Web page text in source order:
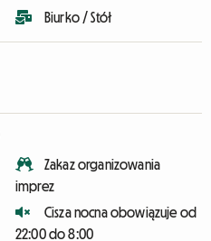
Biurko / Stół
Zakaz organizowania
imprez
Cisza nocna obowiązuje od
22:00 do 8:00